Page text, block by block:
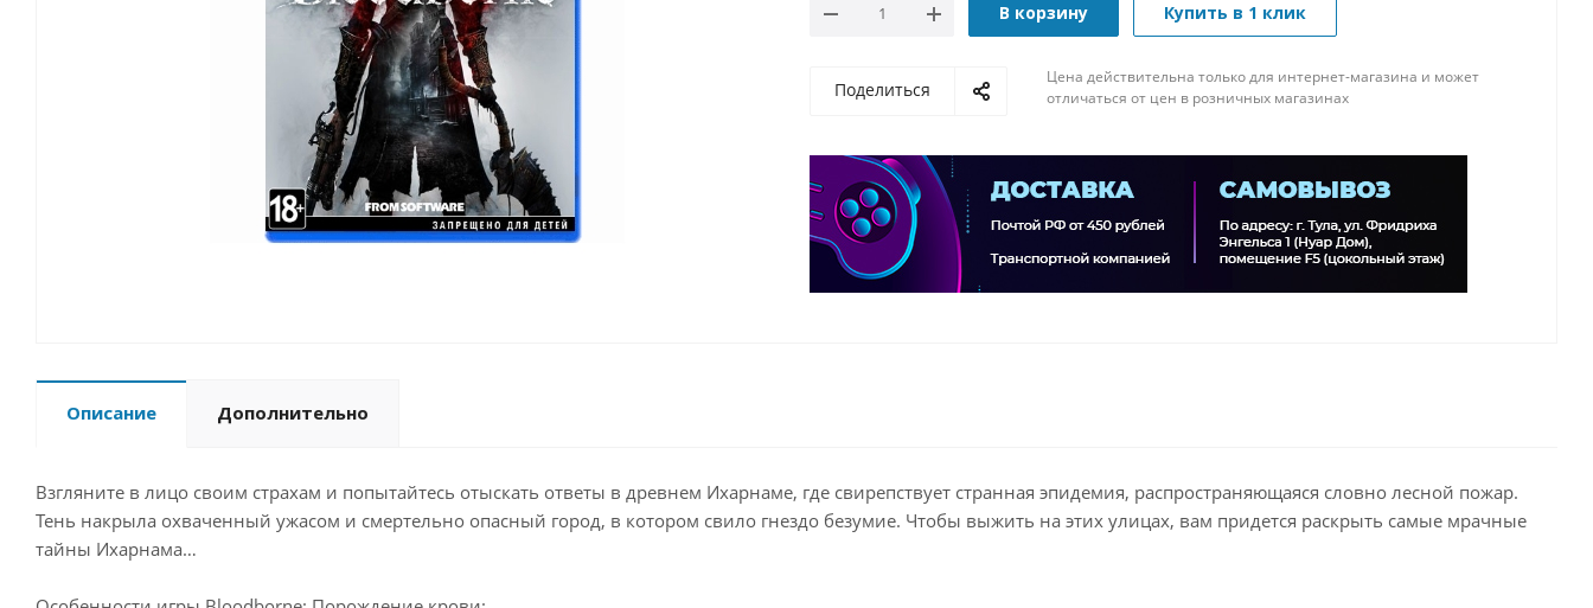
В корзину Купить в 1 клик
Поделиться
Цена действительна только для интернет-магазина и может
отличаться от цен в розничных магазинах
Описание Дополнительно
Взгляните в лицо своим страхам и попытайтесь отыскать ответы в древнем Ихарнаме, где свирепствует странная эпидемия, распространяющаяся словно лесной пожар.
Тень накрыла охваченный ужасом и смертельно опасный город, в котором свило гнездо безумие. Чтобы выжить на этих улицах, вам придется раскрыть самые мрачные
тайны Ихарнама…